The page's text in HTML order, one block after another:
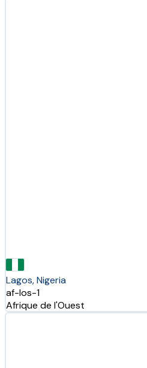
Lagos, Nigeria
af-los-1
Afrique de l'Ouest